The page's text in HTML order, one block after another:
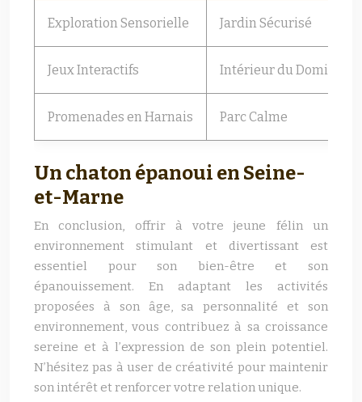
Exploration Sensorielle Jardin Sécurisé
Jeux Interactifs Intérieur du Domicile
Promenades en Harnais Parc Calme
Un chaton épanoui en Seine-
et-Marne
En conclusion, offrir à votre jeune félin un
environnement stimulant et divertissant est
essentiel pour son bien-être et son
épanouissement. En adaptant les activités
proposées à son âge, sa personnalité et son
environnement, vous contribuez à sa croissance
sereine et à l’expression de son plein potentiel.
N’hésitez pas à user de créativité pour maintenir
son intérêt et renforcer votre relation unique.